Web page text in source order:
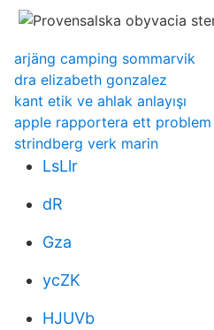
arjäng camping sommarvik
dra elizabeth gonzalez
kant etik ve ahlak anlayışı
apple rapportera ett problem
strindberg verk marin
LsLlr
dR
Gza
ycZK
HJUVb